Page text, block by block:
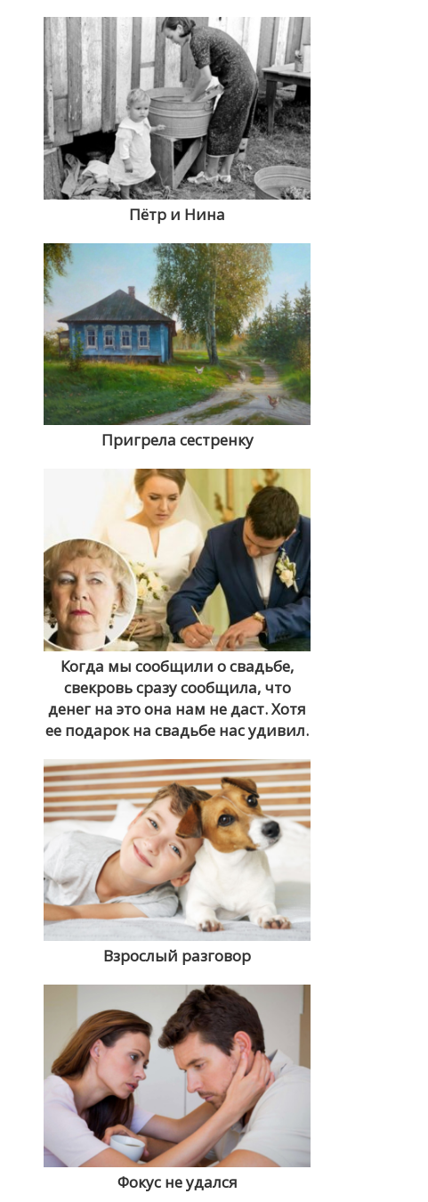
Пётр и Нина
Пригрела сестренку
Когда мы сообщили о свадьбе,
свекровь сразу сообщила, что
денег на это она нам не даст. Хотя
ее подарок на свадьбе нас удивил.
Взрослый разговор
Фокус не удался